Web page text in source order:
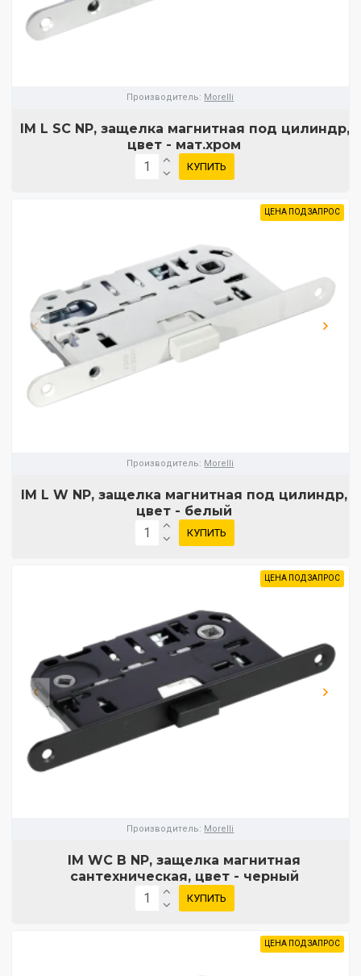
Производитель: Morelli
IM L SC NP, защелка магнитная под цилиндр,
цвет - мат.хром
КУПИТЬ
ЦЕНА ПОД ЗАПРОС
Производитель: Morelli
IM L W NP, защелка магнитная под цилиндр,
цвет - белый
КУПИТЬ
ЦЕНА ПОД ЗАПРОС
Производитель: Morelli
IM WC B NP, защелка магнитная
сантехническая, цвет - черный
КУПИТЬ
ЦЕНА ПОД ЗАПРОС